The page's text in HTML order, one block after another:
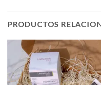
PRODUCTOS